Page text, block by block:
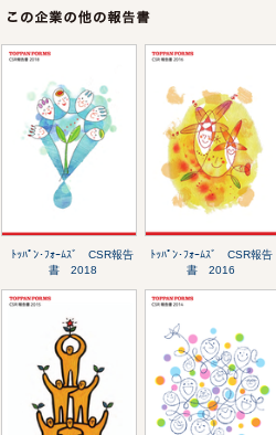
ﾄｯﾊﾟﾝ･ﾌｫｰﾑｽﾞ CSR報告
書 2018
ﾄｯﾊﾟﾝ･ﾌｫｰﾑｽﾞ CSR報告
書 2016